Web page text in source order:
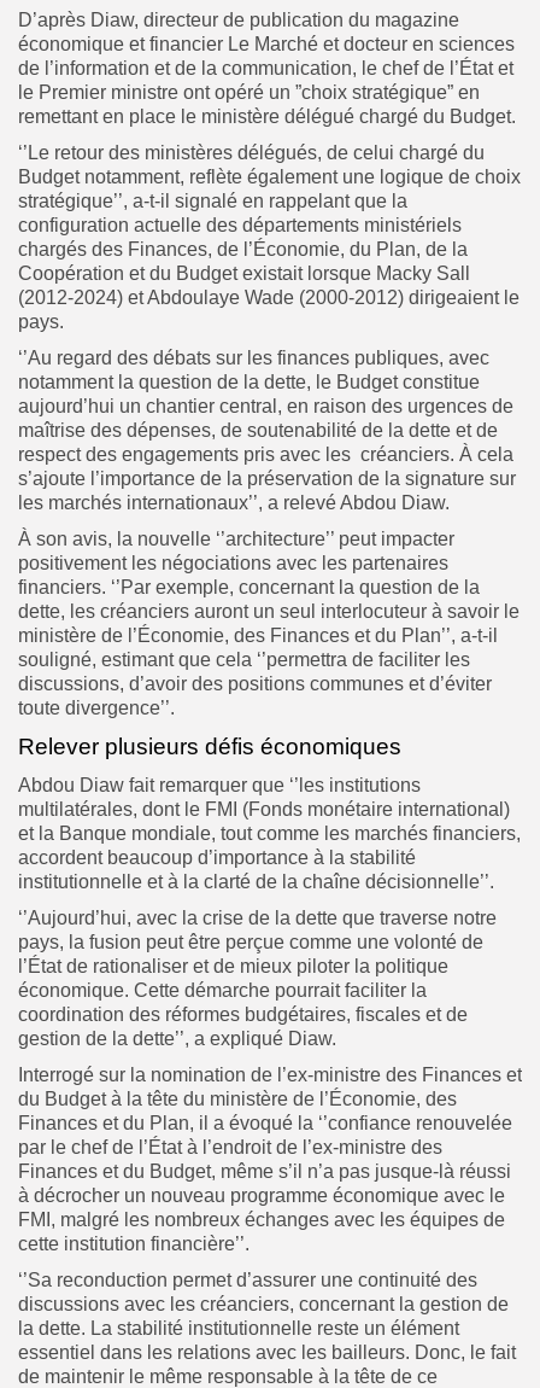
D’après Diaw, directeur de publication du magazine
économique et financier Le Marché et docteur en sciences
de l’information et de la communication, le chef de l’État et
le Premier ministre ont opéré un ”choix stratégique” en
remettant en place le ministère délégué chargé du Budget.
‘’Le retour des ministères délégués, de celui chargé du
Budget notamment, reflète également une logique de choix
stratégique’’, a-t-il signalé en rappelant que la
configuration actuelle des départements ministériels
chargés des Finances, de l’Économie, du Plan, de la
Coopération et du Budget existait lorsque Macky Sall
(2012-2024) et Abdoulaye Wade (2000-2012) dirigeaient le
pays.
‘’Au regard des débats sur les finances publiques, avec
notamment la question de la dette, le Budget constitue
aujourd’hui un chantier central, en raison des urgences de
maîtrise des dépenses, de soutenabilité de la dette et de
respect des engagements pris avec les créanciers. À cela
s’ajoute l’importance de la préservation de la signature sur
les marchés internationaux’’, a relevé Abdou Diaw.
À son avis, la nouvelle ‘’architecture’’ peut impacter
positivement les négociations avec les partenaires
financiers. ‘’Par exemple, concernant la question de la
dette, les créanciers auront un seul interlocuteur à savoir le
ministère de l’Économie, des Finances et du Plan’’, a-t-il
souligné, estimant que cela ‘’permettra de faciliter les
discussions, d’avoir des positions communes et d’éviter
toute divergence’’.
Relever plusieurs défis économiques
Abdou Diaw fait remarquer que ‘’les institutions
multilatérales, dont le FMI (Fonds monétaire international)
et la Banque mondiale, tout comme les marchés financiers,
accordent beaucoup d’importance à la stabilité
institutionnelle et à la clarté de la chaîne décisionnelle’’.
‘’Aujourd’hui, avec la crise de la dette que traverse notre
pays, la fusion peut être perçue comme une volonté de
l’État de rationaliser et de mieux piloter la politique
économique. Cette démarche pourrait faciliter la
coordination des réformes budgétaires, fiscales et de
gestion de la dette’’, a expliqué Diaw.
Interrogé sur la nomination de l’ex-ministre des Finances et
du Budget à la tête du ministère de l’Économie, des
Finances et du Plan, il a évoqué la ‘’confiance renouvelée
par le chef de l’État à l’endroit de l’ex-ministre des
Finances et du Budget, même s’il n’a pas jusque-là réussi
à décrocher un nouveau programme économique avec le
FMI, malgré les nombreux échanges avec les équipes de
cette institution financière’’.
‘’Sa reconduction permet d’assurer une continuité des
discussions avec les créanciers, concernant la gestion de
la dette. La stabilité institutionnelle reste un élément
essentiel dans les relations avec les bailleurs. Donc, le fait
de maintenir le même responsable à la tête de ce